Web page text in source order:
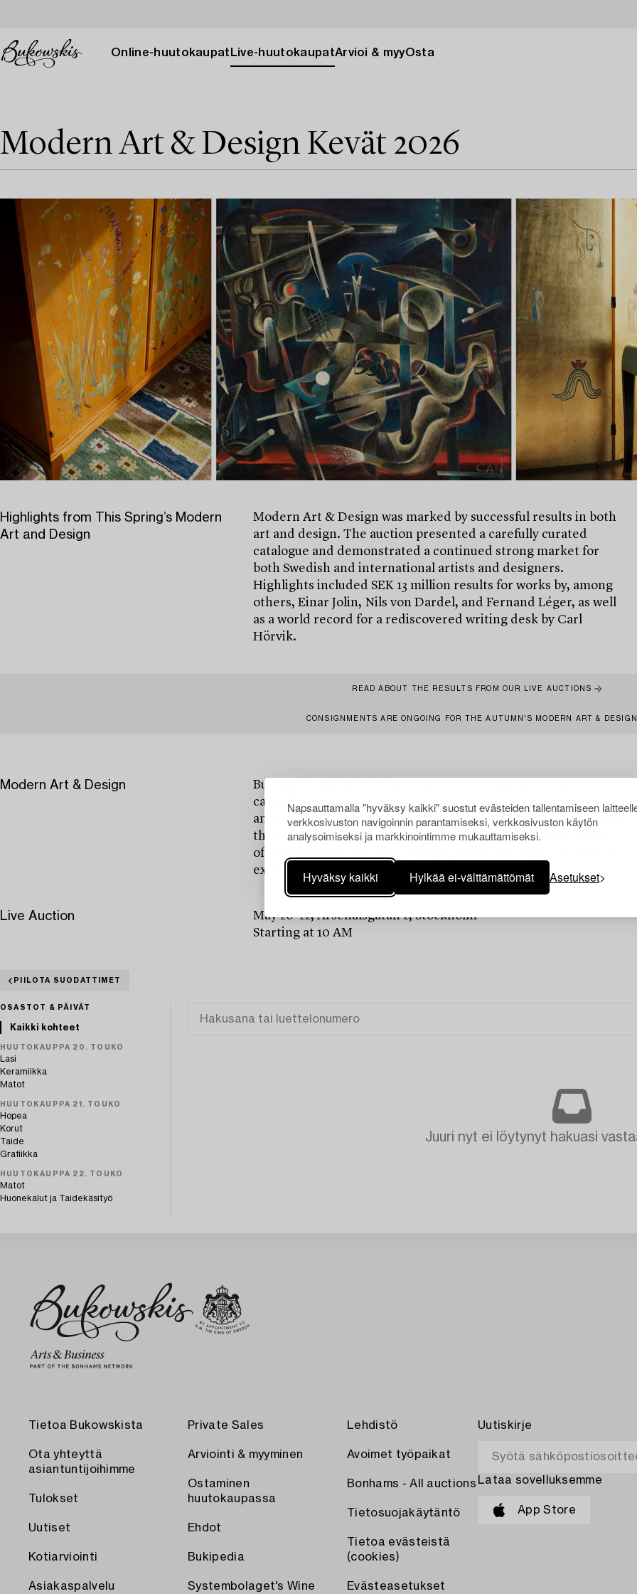
Napsauttamalla "hyväksy kaikki" suostut evästeiden tallentamiseen
verkkosivuston navigoinnin parantamiseksi, verkkosivuston käytön
analysoimiseksi ja markkinointimme mukauttamiseksi.
Hyväksy kaikki Hylkää ei-välttämättömät Asetukset
Online-huutokaupat Live-huutokaupatArvioi & myyOsta
Modern Art & Design Kevät 2026
Highlights from This Spring’s Modern
Art and Design
Modern Art & Design was marked by successful results in both
art and design. The auction presented a carefully curated
catalogue and demonstrated a continued strong market for
both Swedish and international artists and designers.
Highlights included SEK 13 million results for works by, among
others, Einar Jolin, Nils von Dardel, and Fernand Léger, as well
as a world record for a rediscovered writing desk by Carl
Hörvik.
READ ABOUT THE RESULTS FROM OUR LIVE AUCTIONS
CONSIGNMENTS ARE ONGOING FOR THE AUTUMN'S MODERN ART & DESIGN
Modern Art & Design
Bukowskis’ live auction Modern Art & Design presents a
carefully curated selection of modern art and design by Swedish
and international artists and designers. The auction spans from
the breakthrough of the early twentieth century to the height
of modernism in the mid-century period, offering a breadth of
expressions, materials and artistic perspectives.
Live Auction
May 20–22, Arsenalsgatan 2, Stockholm
Starting at 10 AM
PIILOTA SUODATTIMET
OSASTOT & PÄIVÄT
Kaikki kohteet
HUUTOKAUPPA 20. TOUKO
Lasi
Keramiikka
Matot
HUUTOKAUPPA 21. TOUKO
Hopea
Korut
Taide
Grafiikka
HUUTOKAUPPA 22. TOUKO
Matot
Huonekalut ja Taidekäsityö
Juuri nyt ei löytynyt hakuasi
Tietoa Bukowskista
Ota yhteyttä
asiantuntijoihimme
Tulokset
Uutiset
Kotiarviointi
Asiakaspalvelu
Private Sales
Arviointi & myyminen
Ostaminen
huutokaupassa
Ehdot
Bukipedia
Systembolaget's Wine
Lehdistö
Avoimet työpaikat
Bonhams - All auctions
Tietosuojakäytäntö
Tietoa evästeistä
(cookies)
Evästeasetukset
Uutiskirje
Lataa sovelluksemme
App Store